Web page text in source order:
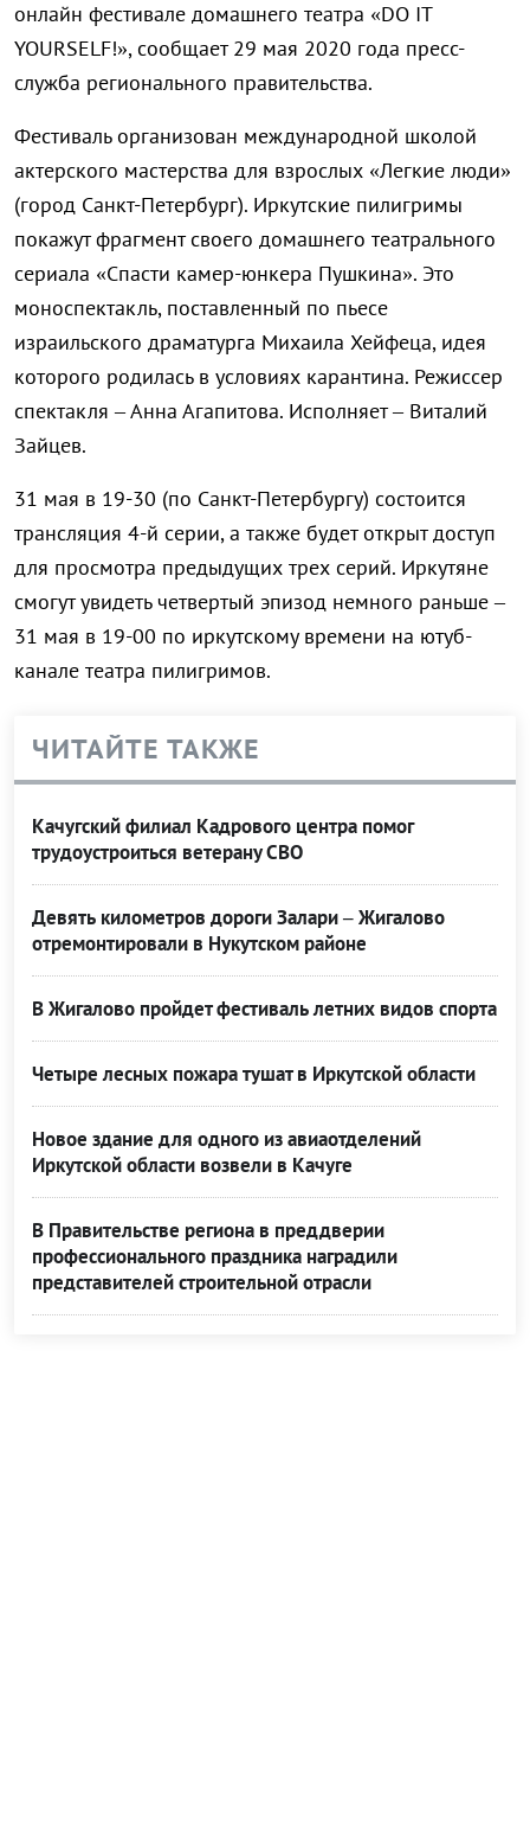
онлайн фестивале домашнего театра «DO IT
YOURSELF!», сообщает 29 мая 2020 года пресс-
служба регионального правительства.
Фестиваль организован международной школой
актерского мастерства для взрослых «Легкие люди»
(город Санкт-Петербург). Иркутские пилигримы
покажут фрагмент своего домашнего театрального
сериала «Спасти камер-юнкера Пушкина». Это
моноспектакль, поставленный по пьесе
израильского драматурга Михаила Хейфеца, идея
которого родилась в условиях карантина. Режиссер
спектакля – Анна Агапитова. Исполняет – Виталий
Зайцев.
31 мая в 19-30 (по Санкт-Петербургу) состоится
трансляция 4-й серии, а также будет открыт доступ
для просмотра предыдущих трех серий. Иркутяне
смогут увидеть четвертый эпизод немного раньше –
31 мая в 19-00 по иркутскому времени на ютуб-
канале театра пилигримов.
ЧИТАЙТЕ ТАКЖЕ
Качугский филиал Кадрового центра помог
трудоустроиться ветерану СВО
Девять километров дороги Залари – Жигалово
отремонтировали в Нукутском районе
В Жигалово пройдет фестиваль летних видов спорта
Четыре лесных пожара тушат в Иркутской области
Новое здание для одного из авиаотделений
Иркутской области возвели в Качуге
В Правительстве региона в преддверии
профессионального праздника наградили
представителей строительной отрасли